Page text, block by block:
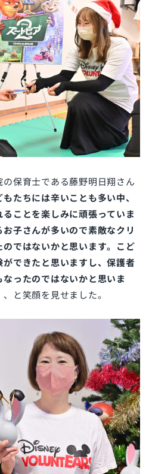
保育士である藤野明日翔さん
もたちには辛いことも多い中、
ることを楽しみに頑張っていま
子さんが多いので素敵なクリ
ではないかと思います。こど
できたと思いますし、保護者
ったのではないかと思いま
、と笑顔を見せました。